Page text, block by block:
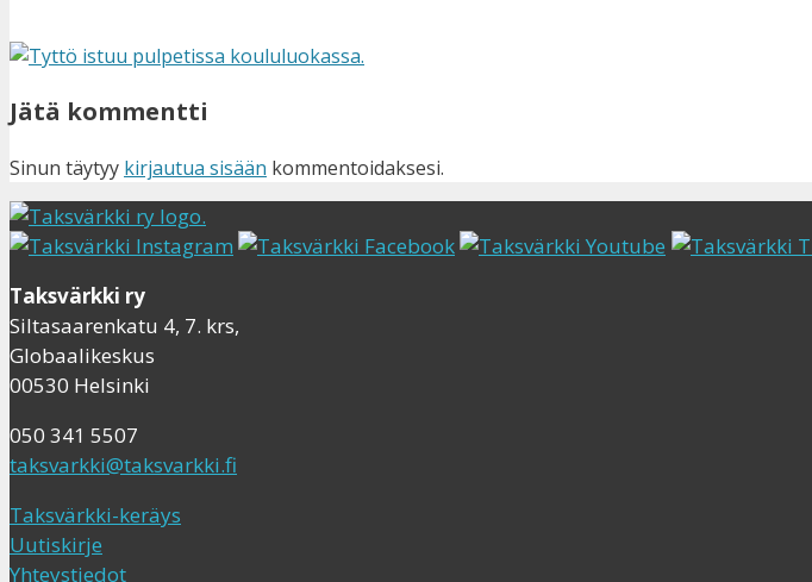
Jätä kommentti
Sinun täytyy kirjautua sisään kommentoidaksesi.
Taksvärkki ry
Siltasaarenkatu 4, 7. krs,
Globaalikeskus
00530 Helsinki
050 341 5507
taksvarkki@taksvarkki.fi
Taksvärkki-keräys
Uutiskirje
Yhteystiedot